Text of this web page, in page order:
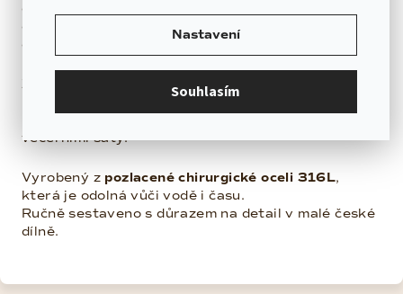
Nastavení
Souhlasím
dodává šperku ženskou eleganci, zatímco druhá
část s
výraznými chunky články
charakter.
Zdobený černé korálky s metalickým pokovem
večerními šaty.
Vyrobený z pozlacené chirurgické oceli 316L,
která je odolná vůči vodě i času.
Ručně sestaveno s důrazem na detail v malé české
dílně.